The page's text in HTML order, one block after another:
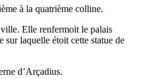
à la quatrième colline.
Elle renfermoit le palais
laquelle étoit cette statue de
d’Arçadius.